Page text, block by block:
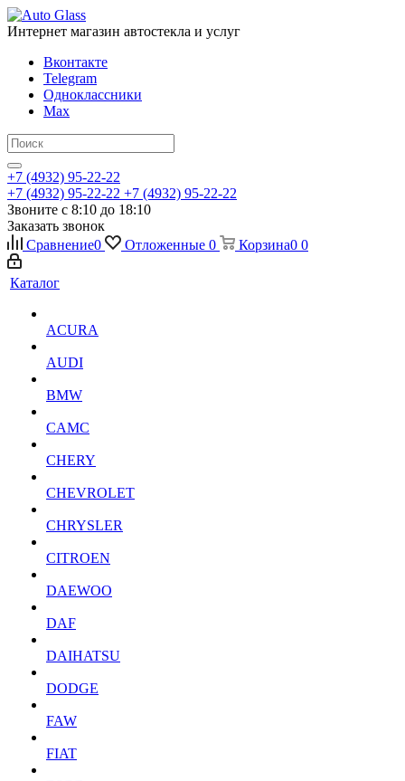
Интернет магазин автостекла и услуг
Вконтакте
Telegram
Одноклассники
Max
+7 (4932) 95-22-22
+7 (4932) 95-22-22 +7 (4932) 95-22-22
Звоните с 8:10 до 18:10
Заказать звонок
Сравнение0 Отложенные 0 Корзина0 0
Каталог
ACURA
AUDI
BMW
CAMC
CHERY
CHEVROLET
CHRYSLER
CITROEN
DAEWOO
DAF
DAIHATSU
DODGE
FAW
FIAT